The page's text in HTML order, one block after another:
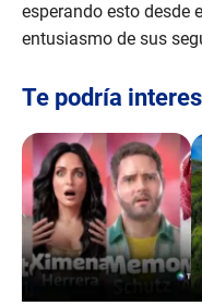
esperando esto desde
entusiasmo de sus
Te podría